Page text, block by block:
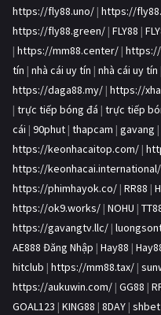
https://fly88.uno/ | https://
https://fly88.green/ | FLY88 |
| https://mm88.center/ |
tín | nhà cái uy tín | nhà cái uy tín
https://daga88.my/ | https://
| trực tiếp bóng đá | trực tiếp
cái | 90phut | thapcam | gavang |
https://keonhacaitop.com/ |
https://keonhacai.international/
https://phimhayok.co/ | RR88 |
https://ok9.works/ | NOHU |
https://gavangtv.llc/ |
AE888 Đăng Nhập | Hay88 |
hitclub | https://mm88.tax/ |
https://aukuwin.com/ | GG88 |
GOAL123 | KING88 | 8DAY | shbet